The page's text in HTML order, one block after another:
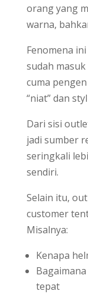
orang yang
warna,
Fenomena
sudah
cuma
“niat” dan
Dari sisi
jadi sumber
seringkali
sendiri.
Selain itu,
customer
Misalnya:
Kenapa
tepat